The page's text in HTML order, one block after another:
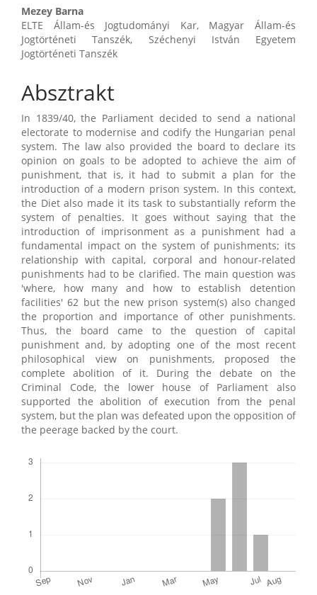
Main
Article
Content
Mezey Barna
ELTE Állam-és Jogtudományi Kar, Magyar Állam-és
Jogtörténeti Tanszék, Széchenyi István Egyetem
Jogtörténeti Tanszék
Absztrakt
In 1839/40, the Parliament decided to send a national
electorate to modernise and codify the Hungarian penal
system. The law also provided the board to declare its
opinion on goals to be adopted to achieve the aim of
punishment, that is, it had to submit a plan for the
introduction of a modern prison system. In this context,
the Diet also made it its task to substantially reform the
system of penalties. It goes without saying that the
introduction of imprisonment as a punishment had a
fundamental impact on the system of punishments; its
relationship with capital, corporal and honour-related
punishments had to be clarified. The main question was
'where, how many and how to establish detention
facilities' 62 but the new prison system(s) also changed
the proportion and importance of other punishments.
Thus, the board came to the question of capital
punishment and, by adopting one of the most recent
philosophical view on punishments, proposed the
complete abolition of it. During the debate on the
Criminal Code, the lower house of Parliament also
supported the abolition of execution from the penal
system, but the plan was defeated upon the opposition of
the peerage backed by the court.